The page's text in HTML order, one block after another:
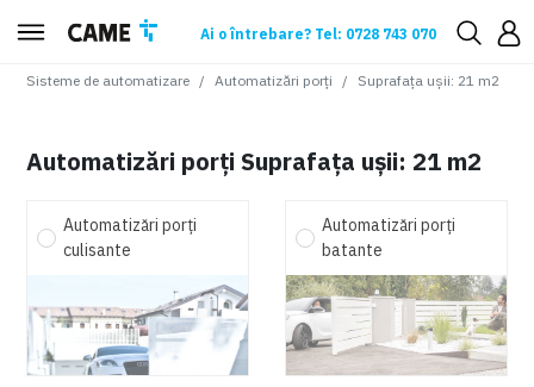
Ai o întrebare? Tel: 0728 743 070
Sisteme de automatizare Automatizări porți Suprafața ușii: 21 m2
Automatizări porți Suprafața ușii: 21 m2
Automatizări porți
culisante
Automatizări porți
batante